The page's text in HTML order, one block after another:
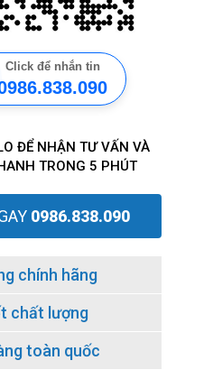
Click để nhắn tin
ĐỂ NHẬN TƯ VẤN VÀ
TRONG 5 PHÚT
0986.838.090
chính hãng
chất lượng
toàn quốc